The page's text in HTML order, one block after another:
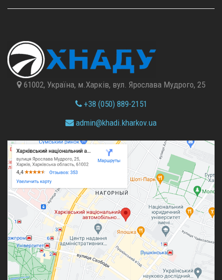
61002, Україна, м.Харків, вул. Ярослава Мудрого, 25
+38 (050) 889-2151
admin@khadi.kharkov.ua